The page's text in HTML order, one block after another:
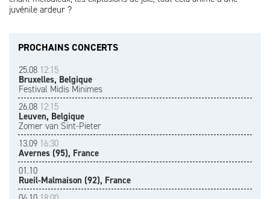
juvénile ardeur ?
PROCHAINS CONCERTS
25.08 12:15
Bruxelles, Belgique
Festival Midis Minimes
26.08 12:15
Leuven, Belgique
Zomer van Sint-Pieter
13.09 16:30
Avernes (95), France
01.10
Rueil-Malmaison (92), France